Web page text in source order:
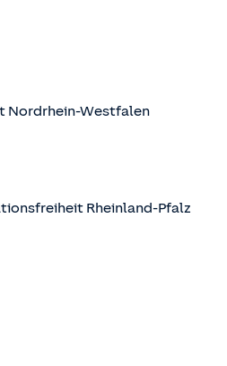
Nordrhein-Westfalen
Rheinland-Pfalz